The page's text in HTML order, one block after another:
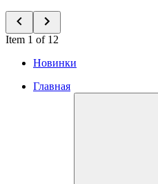
Item 1 of 12
Новинки
Главная